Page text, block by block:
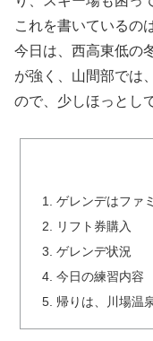
これを書いているの
今日は、西高東低の
が強く、山間部では
ので、少しほっとし
ゲレンデはファ
リフト券購入
ゲレンデ状況
今日の練習内容
帰りは、川場温